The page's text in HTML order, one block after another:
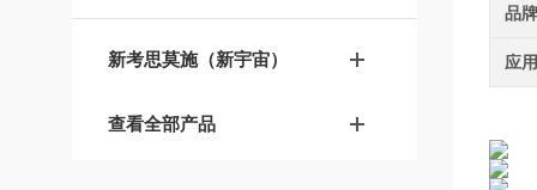
新考思莫施（新宇宙）
查看全部产品
品
应